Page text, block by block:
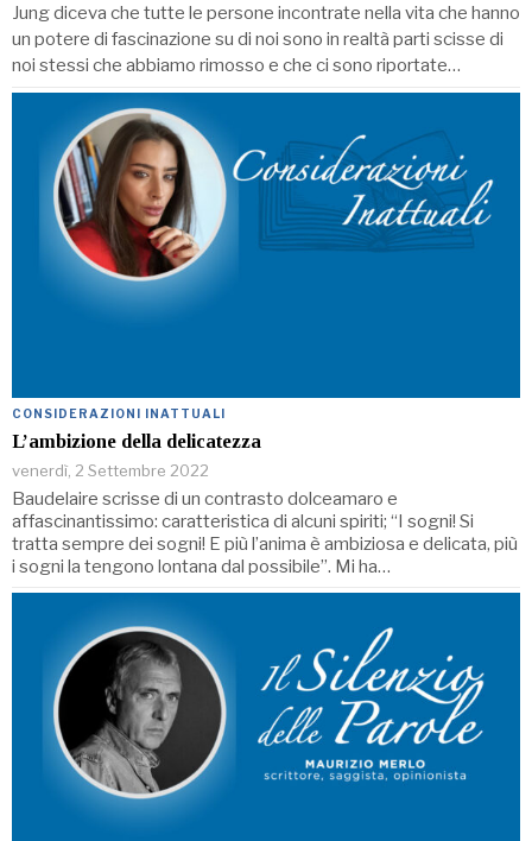
Jung diceva che tutte le persone incontrate nella vita che hanno
un potere di fascinazione su di noi sono in realtà parti scisse di
noi stessi che abbiamo rimosso e che ci sono riportate…
CONSIDERAZIONI INATTUALI
L’ambizione della delicatezza
venerdì, 2 Settembre 2022
Baudelaire scrisse di un contrasto dolceamaro e
affascinantissimo: caratteristica di alcuni spiriti; “I sogni! Si
tratta sempre dei sogni! E più l’anima è ambiziosa e delicata, più
i sogni la tengono lontana dal possibile”. Mi ha…